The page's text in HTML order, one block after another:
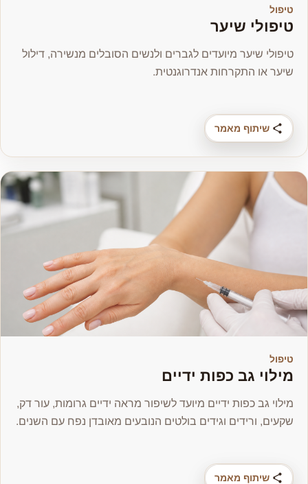
טיפול
טיפולי שיער
טיפולי שיער מיועדים לגברים ולנשים הסובלים מנשירה, דילול
שיער או התקרחות אנדרוגנטית.
שיתוף מאמר
טיפול
מילוי גב כפות ידיים
מילוי גב כפות ידיים מיועד לשיפור מראה ידיים גרומות, עור דק,
שקעים, ורידים וגידים בולטים הנובעים מאובדן נפח עם השנים.
שיתוף מאמר